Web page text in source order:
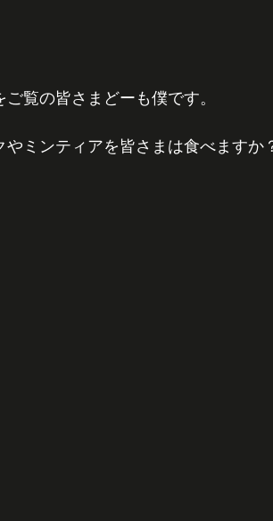
ご覧の皆さまどーも僕です。
やミンティアを皆さまは食べますか